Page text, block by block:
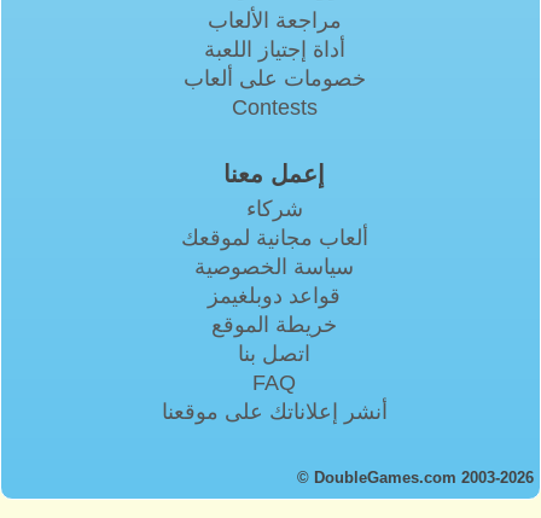
مراجعة الألعاب
أداة إجتياز اللعبة
خصومات على ألعاب
Contests
إعمل معنا
شركاء
ألعاب مجانية لموقعك
سياسة الخصوصية
قواعد دوبلغيمز
خريطة الموقع
اتصل بنا
FAQ
أنشر إعلاناتك على موقعنا
© DoubleGames.com 2003-2026